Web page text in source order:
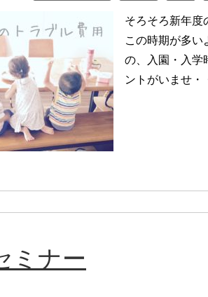
そろそろ新年度
この時期が多
の、入園・入
ントがいませ・
ミナー